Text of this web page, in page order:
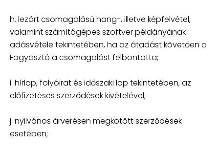
h. lezárt csomagolású hang-, illetve képfelvétel,
valamint számítógépes szoftver példányának
adásvétele tekintetében, ha az átadást követően a
Fogyasztó a csomagolást felbontotta;
i. hírlap, folyóirat és időszaki lap tekintetében, az
előfizetéses szerződések kivételével;
j. nyilvános árverésen megkötött szerződések
esetében;